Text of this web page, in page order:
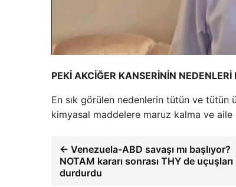
PEKİ AKCİĞER KANSERİNİN NEDENLERİ
En sık görülen nedenlerin tütün ve
kimyasal maddelere maruz kalma ve
← Venezuela-ABD savaşı mı başlıyor?
NOTAM kararı sonrası THY de uçuşları
durdurdu